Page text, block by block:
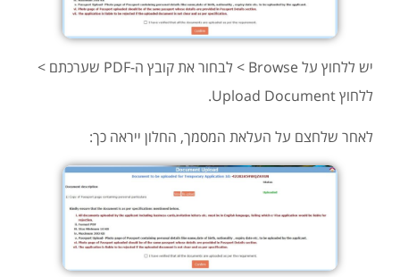
יש ללחוץ על Browse > לבחור את קובץ ה-PDF שערכתם >
ללחוץ Upload Document.
לאחר שלחצם על העלאת המסמך, החלון ייראה כך: